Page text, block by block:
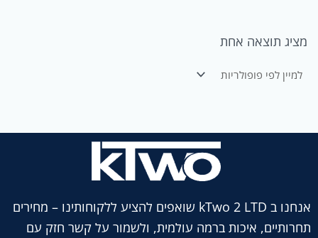
מציג תוצאה אחת
אנחנו ב kTwo 2 LTD שואפים להציע ללקוחותינו – מחירים
תחרותיים, איכות ברמה עולמית, ולשמור על קשר חזק עם